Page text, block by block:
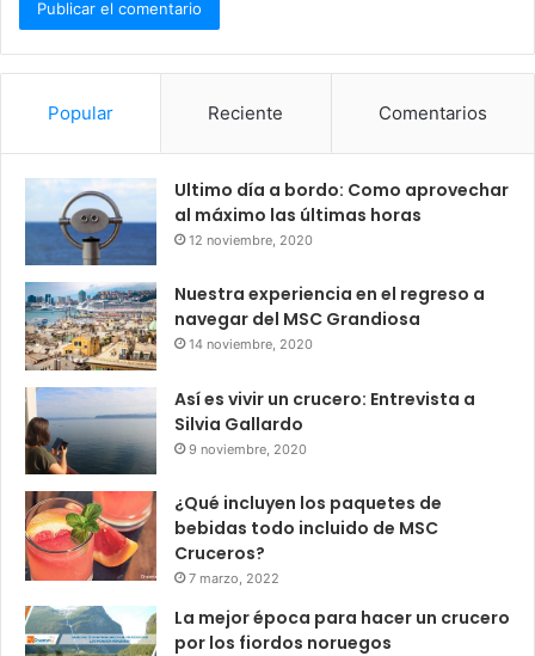
Popular Reciente Comentarios
Ultimo día a bordo: Como aprovechar
al máximo las últimas horas
12 noviembre, 2020
Nuestra experiencia en el regreso a
navegar del MSC Grandiosa
14 noviembre, 2020
Así es vivir un crucero: Entrevista a
Silvia Gallardo
9 noviembre, 2020
¿Qué incluyen los paquetes de
bebidas todo incluido de MSC
Cruceros?
7 marzo, 2022
La mejor época para hacer un crucero
por los fiordos noruegos